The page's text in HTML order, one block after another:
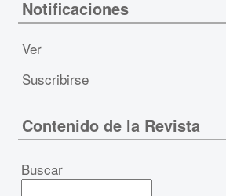
Notificaciones
Ver
Suscribirse
Contenido de la Revista
Buscar